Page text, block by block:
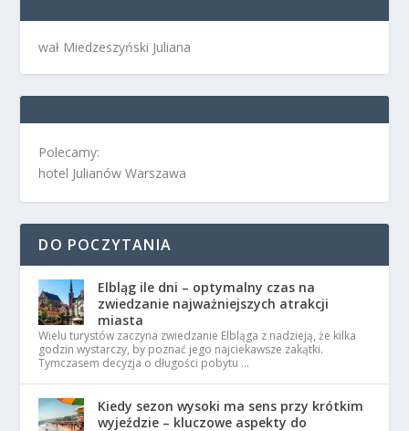
wał Miedzeszyński Juliana
Polecamy:
hotel Julianów Warszawa
DO POCZYTANIA
Elbląg ile dni – optymalny czas na
zwiedzanie najważniejszych atrakcji
miasta
Wielu turystów zaczyna zwiedzanie Elbląga z nadzieją, że kilka
godzin wystarczy, by poznać jego najciekawsze zakątki.
Tymczasem decyzja o długości pobytu …
Kiedy sezon wysoki ma sens przy krótkim
wyjeździe – kluczowe aspekty do